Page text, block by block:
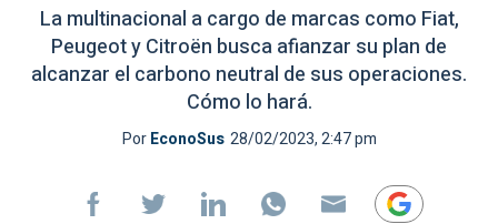
La multinacional a cargo de marcas como Fiat,
Peugeot y Citroën busca afianzar su plan de
alcanzar el carbono neutral de sus operaciones.
Cómo lo hará.
PorEconoSus 28/02/2023, 2:47 pm